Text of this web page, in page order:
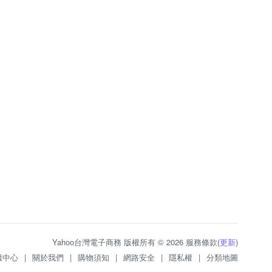
Yahoo台灣電子商務 版權所有 © 2026 服務條款(更新)
中心 | 關於我們 | 購物須知 | 網路安全 | 隱私權 | 分類地圖